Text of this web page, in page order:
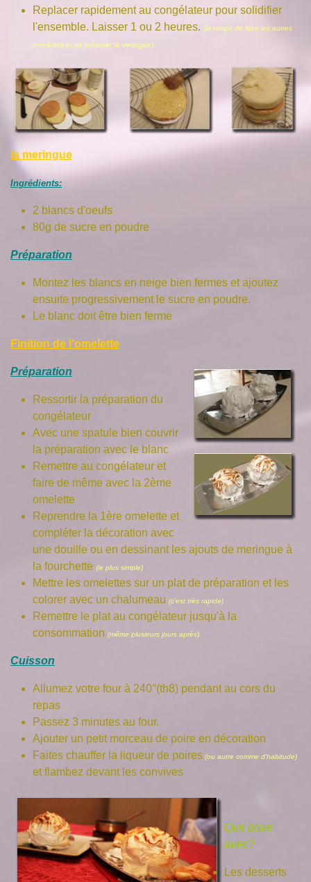
Replacer rapidement au congélateur pour solidifier
l'ensemble. Laisser 1 ou 2 heures. (le temps de faire les autres
omelettes et de préparer la meringue).
la meringue
Ingrédients:
2 blancs d'oeufs
80g de sucre en poudre
Préparation
Montez les blancs en neige bien fermes et ajoutez
ensuite progressivement le sucre en poudre.
Le blanc doit être bien ferme
Finition de l'omelette
Préparation
Ressortir la préparation du
congélateur
Avec une spatule bien couvrir
la préparation avec le blanc
Remettre au congélateur et
faire de même avec la 2ème
omelette
Reprendre la 1ère omelette et
compléter la décoration avec
une douille ou en dessinant les ajouts de meringue à
la fourchette (le plus simple)
Mettre les omelettes sur un plat de préparation et les
colorer avec un chalumeau (c'est très rapide)
Remettre le plat au congélateur jusqu'à la
consommation (même plusieurs jours après).
Cuisson
Allumez votre four à 240°(th8) pendant au cors du
repas
Passez 3 minutes au four.
Ajouter un petit morceau de poire en décoration
Faites chauffer la liqueur de poires (ou autre comme d'habitude)
et flambez devant les convives
Que boire
avec?
Les desserts